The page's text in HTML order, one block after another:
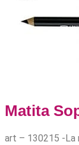
Matita
art – 130215 -La